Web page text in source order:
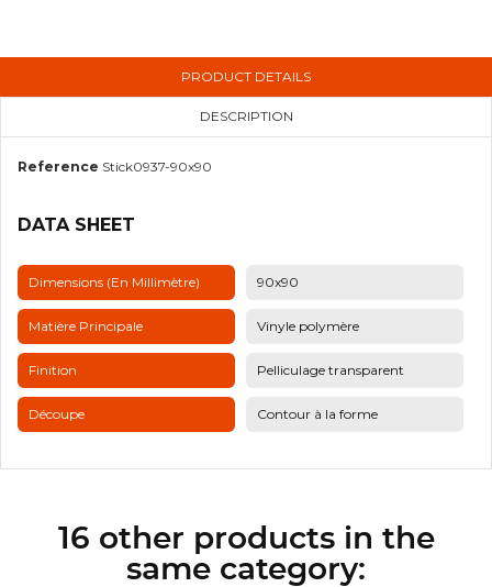
PRODUCT DETAILS
DESCRIPTION
Reference Stick0937-90x90
DATA SHEET
Dimensions (en Millimètre) 90x90
Matière Principale Vinyle polymère
Finition Pelliculage transparent
Découpe Contour à la forme
16 other products in the
same category: